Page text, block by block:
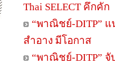
Thai SELECT คึกคัก
“พาณิชย์-DITP” แ
สำอาง มีโอกาส
“พาณิชย์-DITP” จั